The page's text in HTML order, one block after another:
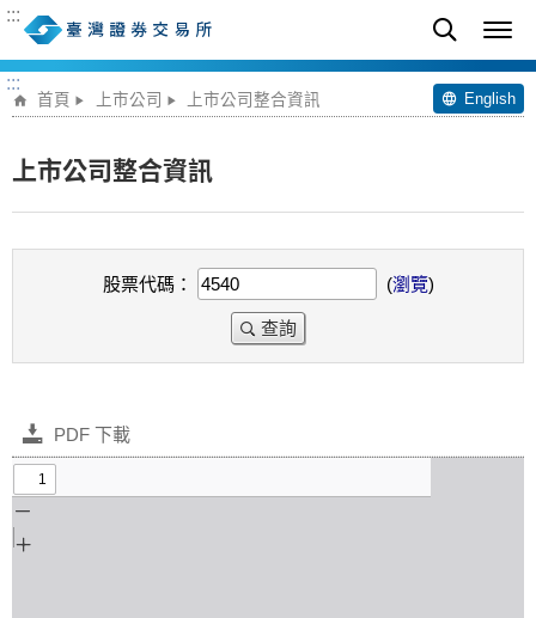
:::
:::
首頁 上市公司 上市公司整合資訊 English
上市公司整合資訊
股票代碼： (瀏覽)
查詢
PDF 下載